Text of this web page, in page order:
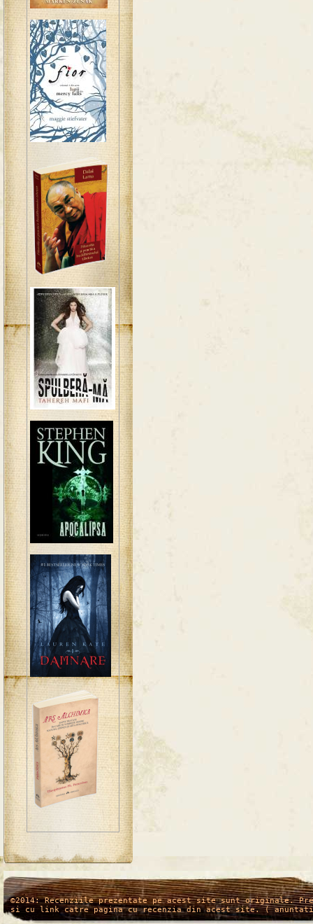
/* */
©2014: Recenziile prezentate pe acest site sunt originale.
si cu link catre pagina cu recenzia din acest site. (